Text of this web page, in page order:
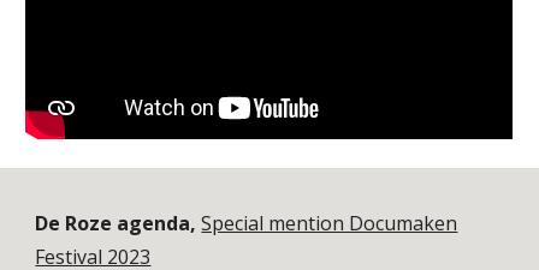
De Roze agenda,Special mention Documaken
Festival 2023